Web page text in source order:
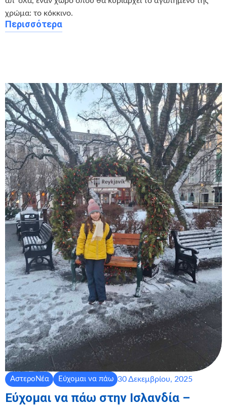
χρώμα: το κόκκινο.
Περισσότερα
ΑστεροΝέα Εύχομαι να πάω 30 Δεκεμβρίου, 2025
Εύχομαι να πάω στην Ισλανδία –